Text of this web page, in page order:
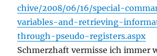
chive/2008/06/16/special-
variables-and-retrieving-
through-pseudo-registers.aspx
Schmerzhaft vermisse ich immer